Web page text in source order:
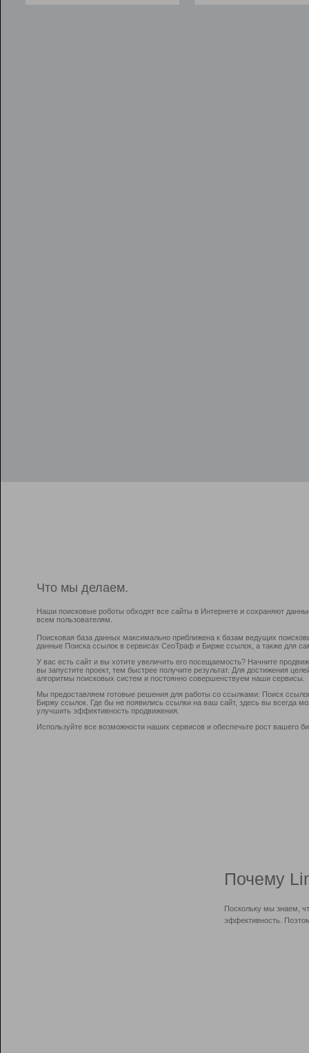
Что мы делаем.
Наши поисковые роботы обходят все сайты в Интернете и сохраняют
всем пользователям.
Поисковая база данных максимально приближена к базам ведущих
данные Поиска ссылок в сервисах СеоТраф и Бирже ссылок, а также для
У вас есть сайт и вы хотите увеличить его посещаемость? Начните
вы запустите проект, тем быстрее получите результат. Для достижения
алгоритмы поисковых систем и постоянно совершенствуем наши сервисы.
Мы предоставляем готовые решения для работы со ссылками: Поиск
Биржу ссылок. Где бы не появились ссылки на ваш сайт, здесь вы всегда
улучшить эффективность продвижения.
Используйте все возможности наших сервисов и обеспечьте рост вашего
Почему
Поскольку мы знаем,
эффективность.